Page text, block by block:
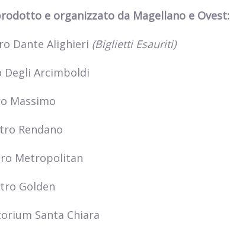
e organizzato da Magellano e Ovest:
Dante Alighieri (Biglietti Esauriti)
Degli Arcimboldi
Massimo
Rendano
Metropolitan
Golden
Santa Chiara